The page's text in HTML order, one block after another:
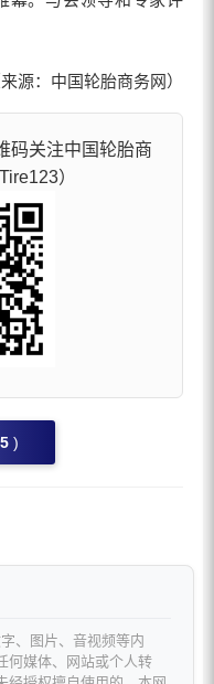
来源：中国轮胎商务网）
码关注中国轮胎商
）
)
、图片、音视频等内
何媒体、网站或个人转